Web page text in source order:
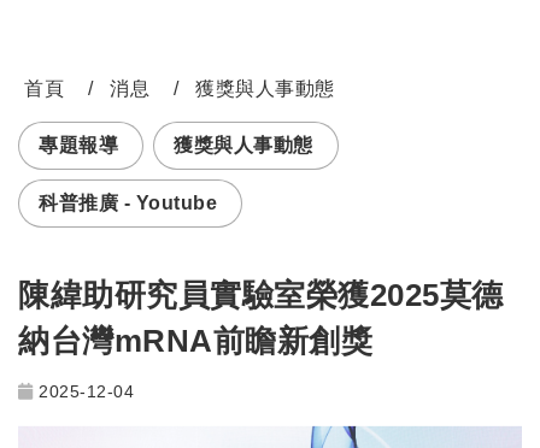
首頁 消息
獲獎與人事動態
專題報導
獲獎與人事動態
科普推廣 - Youtube
陳緯助研究員實驗室榮獲2025莫德
納台灣mRNA前瞻新創獎
2025-12-04